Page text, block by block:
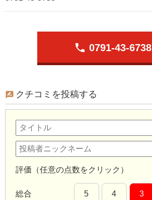
phone 0791-43-6738
クチコミを投稿する
評価（任意の点数をクリック）
総合 5 4 3